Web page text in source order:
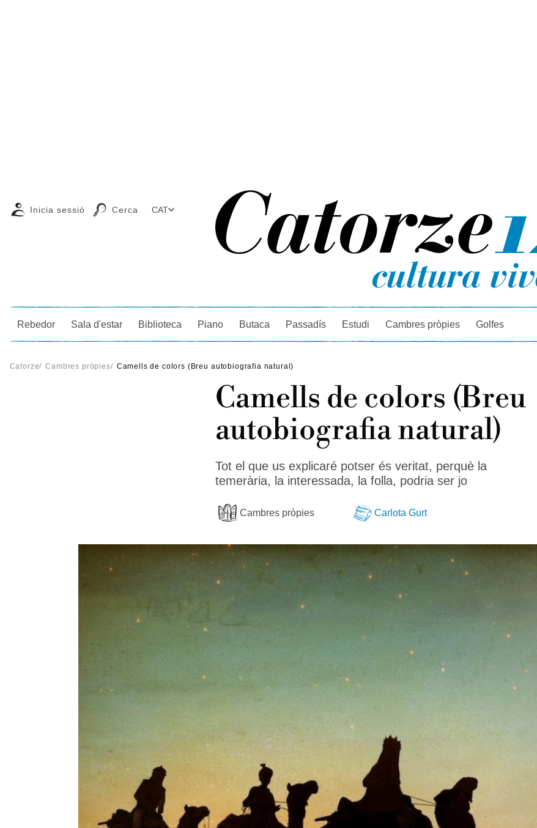
Cercador
Inicia sessió Cerca CAT
Rebedor Sala d'estar Biblioteca Piano Butaca Passadís Estudi Cambres pròpies Golfes
Catorze/ Cambres pròpies/ Camells de colors (Breu autobiografia natural)
Camells de colors (Breu
autobiografia natural)
Tot el que us explicaré potser és veritat, perquè la
temerària, la interessada, la folla, podria ser jo
Cambres pròpies Carlota Gurt